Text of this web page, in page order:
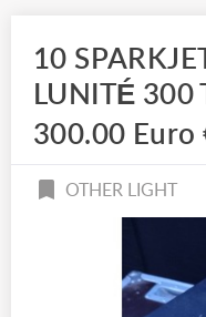
10
LUNITÉ 300
300.00 Euro
OTHER LIGHT